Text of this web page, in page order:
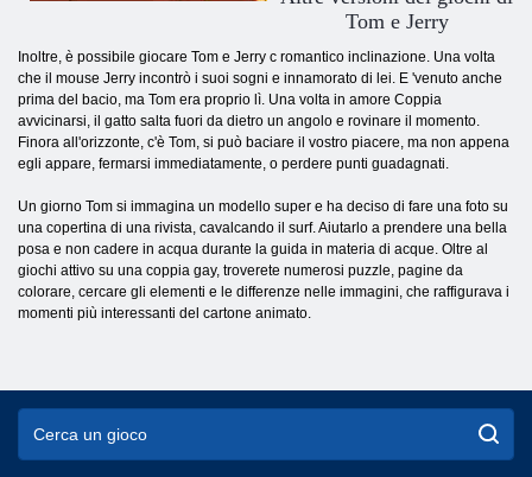
Tom e Jerry
Inoltre, è possibile giocare Tom e Jerry c romantico inclinazione. Una volta
che il mouse Jerry incontrò i suoi sogni e innamorato di lei. E 'venuto anche
prima del bacio, ma Tom era proprio lì. Una volta in amore Coppia
avvicinarsi, il gatto salta fuori da dietro un angolo e rovinare il momento.
Finora all'orizzonte, c'è Tom, si può baciare il vostro piacere, ma non appena
egli appare, fermarsi immediatamente, o perdere punti guadagnati.
Un giorno Tom si immagina un modello super e ha deciso di fare una foto su
una copertina di una rivista, cavalcando il surf. Aiutarlo a prendere una bella
posa e non cadere in acqua durante la guida in materia di acque. Oltre al
giochi attivo su una coppia gay, troverete numerosi puzzle, pagine da
colorare, cercare gli elementi e le differenze nelle immagini, che raffigurava i
momenti più interessanti del cartone animato.